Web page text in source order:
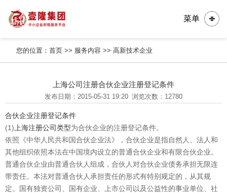
菜单
您的位置：首页 >> 服务内容 >>高新技术企业
上海公司注册合伙企业注册登记条件
发布日期：2015-05-31 19:20 浏览次数：12780
合伙企业注册登记条件
(1) 上海注册公司类型为合伙企业的注册登记条件。
依照《中华人民共和国合伙企业法》，合伙企业是指自然人、法人和
其他组织依照本法在中国境内设立的普通合伙企业和有限合伙企业。
普通合伙企业由普通合伙人组成，合伙人对合伙企业债务承担无限连
带责任。本法对普通合伙人承担责任的形式有特别规定的，从其规
定。国有独资公司、国有企业、上市公司以及公益性的事业单位、社